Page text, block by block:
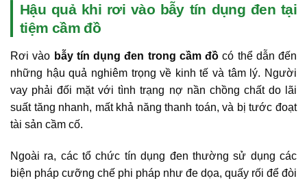
Hậu quả khi rơi vào bẫy tín dụng đen tại
tiệm cầm đồ
Rơi vào bẫy tín dụng đen trong cầm đồ có thể dẫn đến
những hậu quả nghiêm trọng về kinh tế và tâm lý. Người
vay phải đối mặt với tình trạng nợ nần chồng chất do lãi
suất tăng nhanh, mất khả năng thanh toán, và bị tước đoạt
tài sản cầm cố.
Ngoài ra, các tổ chức tín dụng đen thường sử dụng các
biện pháp cưỡng chế phi pháp như đe dọa, quấy rối để đòi